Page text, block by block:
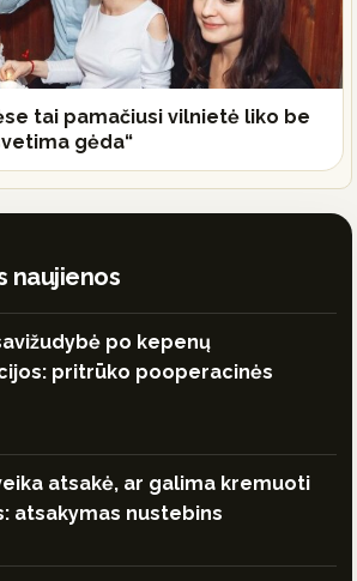
tai pamačiusi vilnietė liko be
gėda“
naujienos
po kepenų
pritrūko pooperacinės
atsakė, ar galima kremuoti
atsakymas nustebins